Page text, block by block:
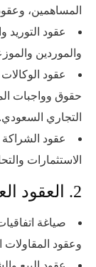
المساهمين،
عقود التوريد
والموردين
عقود
حقوق وواجبات
التجاري السعودي.
عقود
الاستثمارات
2. العقود العقارية والمقاولات
وعقود المقاولات